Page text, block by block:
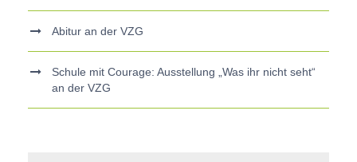
Abitur an der VZG
Schule mit Courage: Ausstellung „Was ihr nicht seht“
an der VZG